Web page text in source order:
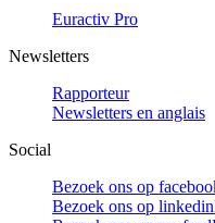
Euractiv Pro
Newsletters
Rapporteur
Newsletters en anglais
Social
Bezoek ons op
Bezoek ons op linkedin